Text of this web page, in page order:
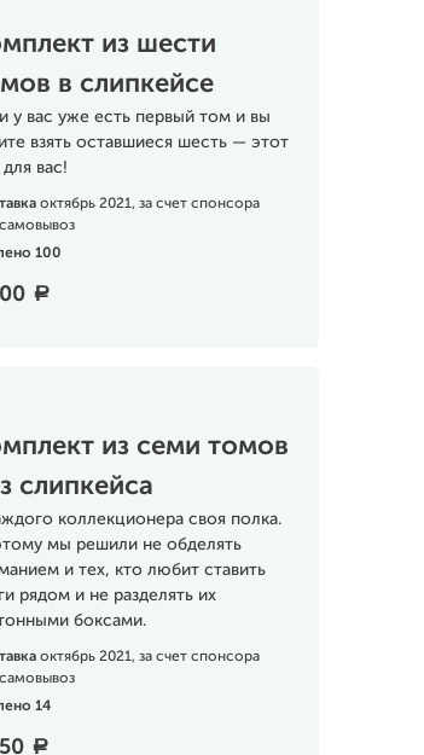
из шести
в слипкейсе
у вас уже есть первый том и вы
взять оставшиеся шесть — этот
вас!
октябрь 2021, за счет спонсора
100
a
из семи томов
слипкейса
коллекционера своя полка.
мы решили не обделять
и тех, кто любит ставить
рядом и не разделять их
боксами.
октябрь 2021, за счет спонсора
14
a